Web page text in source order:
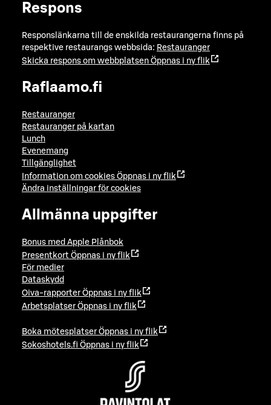
Respons
Responslänkarna till de enskilda restaurangerna finns på
respektive restaurangs webbsida: Restauranger
Skicka respons om webbplatsen Öppnas i ny flik
Raflaamo.fi
Restauranger
Restauranger på kartan
Lunch
Evenemang
Tillgänglighet
Information om cookies Öppnas i ny flik
Ändra inställningar för cookies
Allmänna uppgifter
Bonus med Apple Plånbok
Presentkort Öppnas i ny flik
För medier
Dataskydd
Oiva-rapporter Öppnas i ny flik
Arbetsplatser Öppnas i ny flik
Boka mötesplatser Öppnas i ny flik
Sokoshotels.fi Öppnas i ny flik